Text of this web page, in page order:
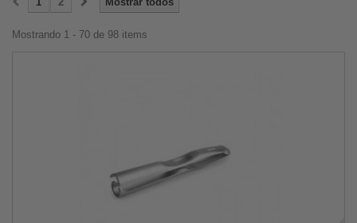
Mostrando 1 - 70 de 98 items